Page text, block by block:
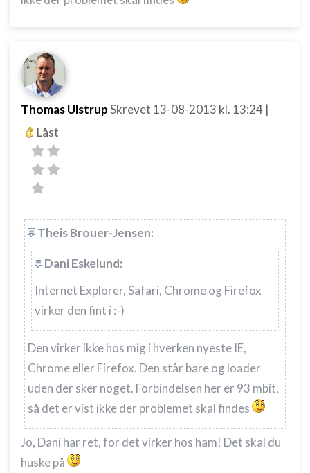
Thomas UlstrupSkrevet 13-08-2013 kl. 13:24 |
Låst
Theis Brouer-Jensen:
Dani Eskelund:
Internet Explorer, Safari, Chrome og Firefox
virker den fint i :-)
Den virker ikke hos mig i hverken nyeste IE,
Chrome eller Firefox. Den står bare og loader
uden der sker noget. Forbindelsen her er 93 mbit,
så det er vist ikke der problemet skal findes
Jo, Dani har ret, for det virker hos ham! Det skal du
huske på